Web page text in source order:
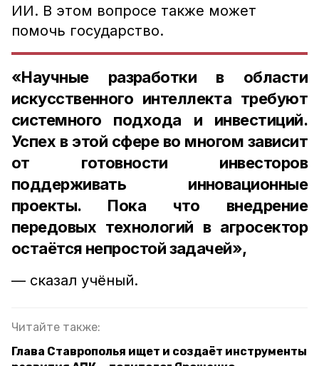
ИИ. В этом вопросе также может
помочь государство.
«Научные разработки в области
искусственного интеллекта требуют
системного подхода и инвестиций.
Успех в этой сфере во многом зависит
от готовности инвесторов
поддерживать инновационные
проекты. Пока что внедрение
передовых технологий в агросектор
остаётся непростой задачей»,
— сказал учёный.
Читайте также:
Глава Ставрополья ищет и создаёт инструменты